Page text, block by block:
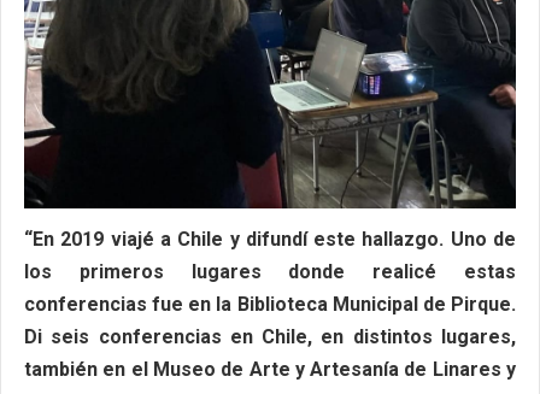
“En 2019 viajé a Chile y difundí este hallazgo. Uno de
los primeros lugares donde realicé estas
conferencias fue en la Biblioteca Municipal de Pirque.
Di seis conferencias en Chile, en distintos lugares,
también en el Museo de Arte y Artesanía de Linares y